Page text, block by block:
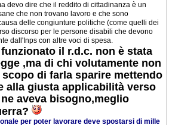
devo dire che il reddito di cittadinanza è un
che non trovano lavoro e che sono
delle congiunture politiche (come quelli dei
discorso per le persone disabili che devono
dall'Inps con altre voci di spesa.
il r.d.c. non è stata
,ma di chi volutamente non
di farla sparire mettendo
alla giusta applicabilità verso
aveva bisogno,meglio
per poter lavorare deve spostarsi di mille